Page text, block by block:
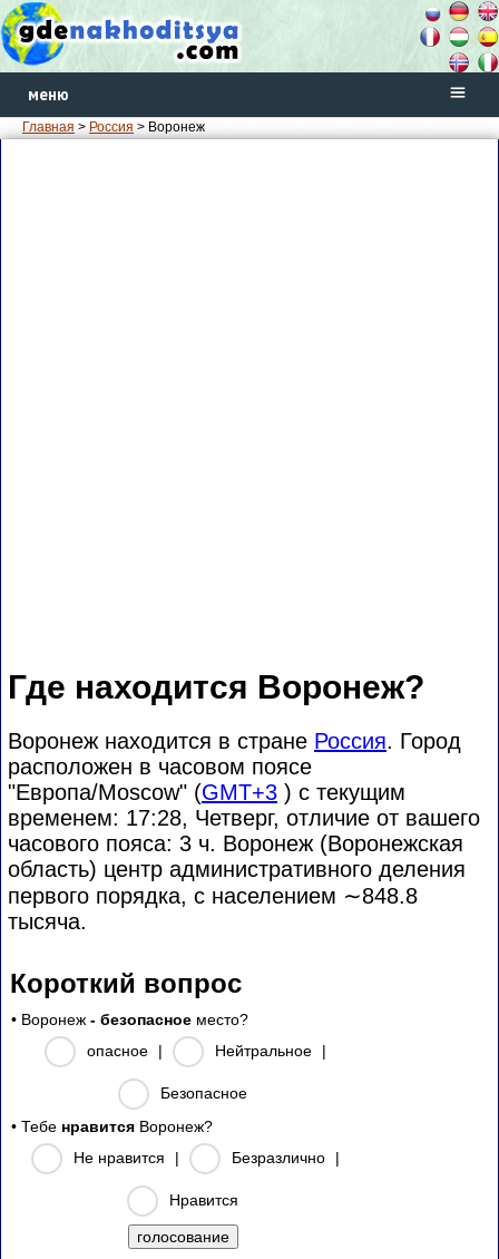
меню
Главная > Россия > Воронеж
Где находится Воронеж?
Воронеж находится в стране Россия. Город
расположен в часовом поясе
"Европа/Moscow" (GMT+3 ) с текущим
временем: 17:28, Четверг, отличие от вашего
часового пояса: 3 ч. Воронеж (Воронежская
область) центр административного деления
первого порядка, с населением ∼848.8
тысяча.
Короткий вопрос
• Воронеж - безопасное место?
опасное
| Нейтральное |
Безопасное
• Тебе нравится Воронеж?
Не нравится
| Безразлично |
Нравится